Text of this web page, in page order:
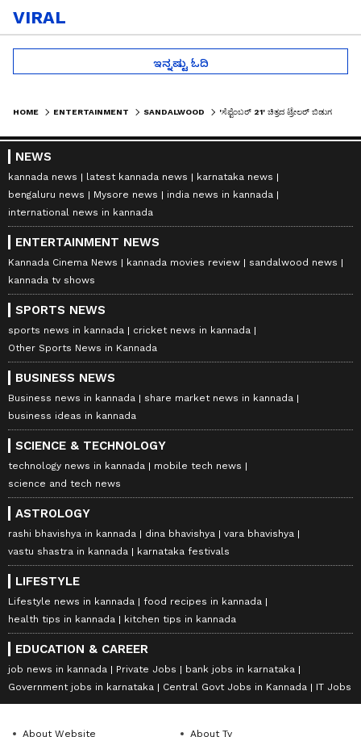
VIRAL
ಇನ್ನಷ್ಟು ಓದಿ
HOME ENTERTAINMENT SANDALWOOD
NEWS
kannada news latest kannada news
karnataka news
bengaluru news
Mysore news
india news in kannada
international news in kannada
ENTERTAINMENT NEWS
Kannada Cinema News kannada movies review
sandalwood news
kannada tv shows
SPORTS NEWS
sports news in kannada
cricket news in kannada
Other Sports News in Kannada
BUSINESS NEWS
Business news in kannada
share market news in kannada
business ideas in kannada
SCIENCE & TECHNOLOGY
technology news in kannada
mobile tech news
science and tech news
ASTROLOGY
rashi bhavishya in kannada dina bhavishya
vara bhavishya
vastu shastra in kannada
karnataka festivals
LIFESTYLE
Lifestyle news in kannada
food recipes in kannada
health tips in kannada
kitchen tips in kannada
EDUCATION & CAREER
job news in kannada Private Jobs
bank jobs in karnataka
Government jobs in karnataka
Central Govt Jobs in Kannada IT Jobs
About Website About Tv